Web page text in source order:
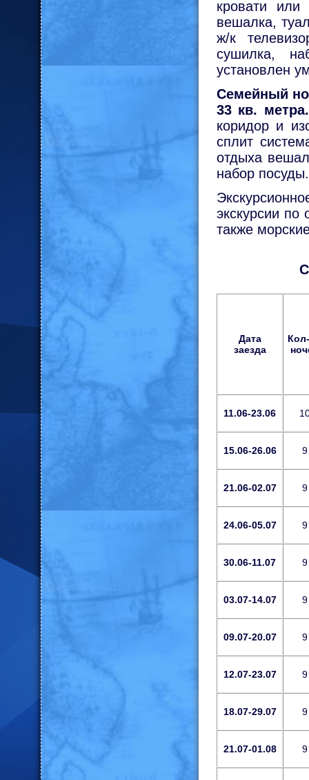
кровати или
вешалка,
ж/к
сушилка,
установлен
Семейный
33 кв. метра.
коридор и
сплит
отдыха
набор
экскурсии
также
Дата
заезда
11.06-23.06
15.06-26.06 9
21.06-02.07 9
24.06-05.07 9
30.06-11.07 9
03.07-14.07 9
09.07-20.07 9
12.07-23.07 9
18.07-29.07 9
21.07-01.08 9